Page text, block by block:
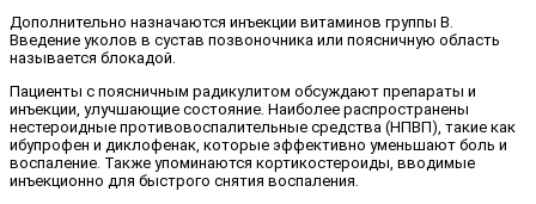
Дополнительно назначаются инъекции витаминов группы В.
Введение уколов в сустав позвоночника или поясничную область
называется блокадой.
Пациенты с поясничным радикулитом обсуждают препараты и
инъекции, улучшающие состояние. Наиболее распространены
нестероидные противовоспалительные средства (НПВП), такие как
ибупрофен и диклофенак, которые эффективно уменьшают боль и
воспаление. Также упоминаются кортикостероиды, вводимые
инъекционно для быстрого снятия воспаления.